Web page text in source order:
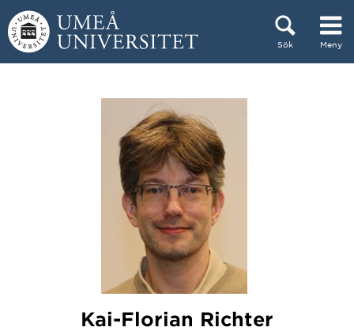
Hoppa direkt till innehållet
Sök Meny
Kai-Florian Richter